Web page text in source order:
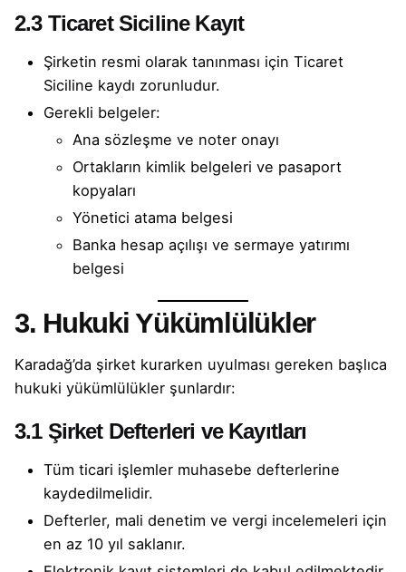
2.3 Ticaret Siciline Kayıt
Şirketin resmi olarak tanınması için Ticaret
Siciline kaydı zorunludur.
Gerekli belgeler:
Ana sözleşme ve noter onayı
Ortakların kimlik belgeleri ve pasaport
kopyaları
Yönetici atama belgesi
Banka hesap açılışı ve sermaye yatırımı
belgesi
3. Hukuki Yükümlülükler
Karadağ’da şirket kurarken uyulması gereken başlıca
hukuki yükümlülükler şunlardır:
3.1 Şirket Defterleri ve Kayıtları
Tüm ticari işlemler muhasebe defterlerine
kaydedilmelidir.
Defterler, mali denetim ve vergi incelemeleri için
en az 10 yıl saklanır.